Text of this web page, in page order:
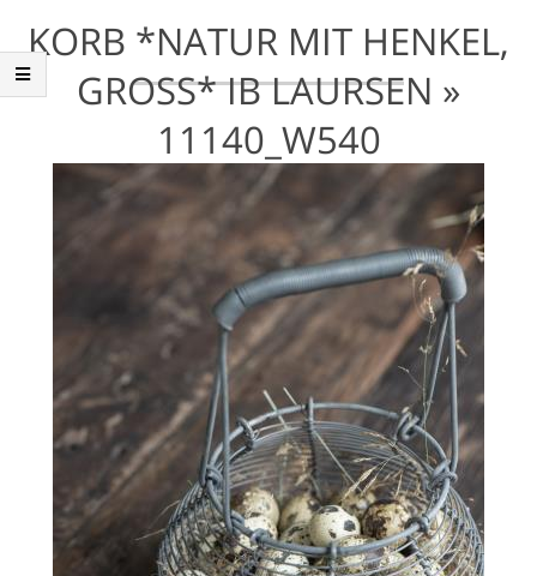
KORB *NATUR MIT HENKEL,
GROSS* IB LAURSEN »
11140_W540